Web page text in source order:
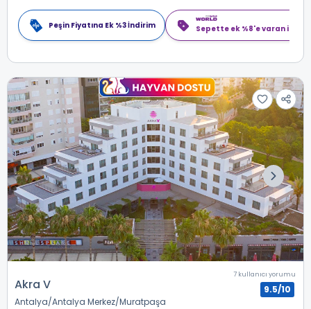
Peşin Fiyatına Ek %3 İndirim Sepette ek %8'e varan
Akra V
Antalya Antalya Merkez Muratpaşa
7 kullanıcı yorumu
9.5/10